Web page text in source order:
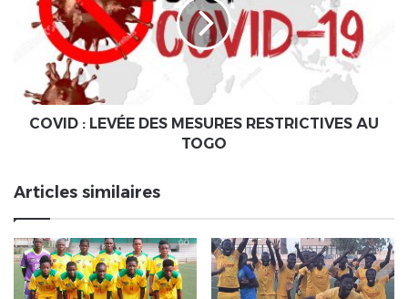
MESURES
RESTRICTIVES
COVID : LEVÉE DES MESURES RESTRICTIVES AU
TOGO
Articles similaires